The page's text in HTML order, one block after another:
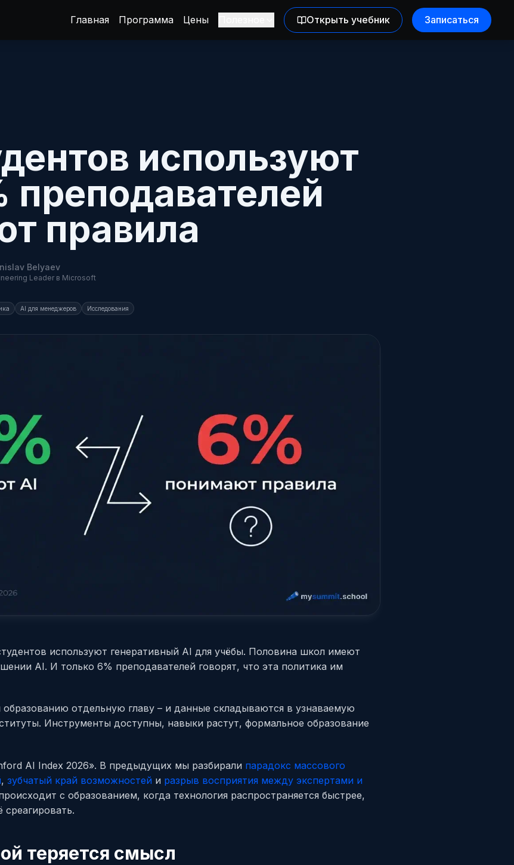
Главная Программа Цены Открыть учебник Записаться
используют
преподавателей
правила
Belyaev
Leader в Microsoft
AI для менеджеров Исследования
используют генеративный AI для учёбы. Половина школ имеют
AI. И только 6% преподавателей говорят, что эта политика им
образованию отдельную главу – и данные складываются в узнаваемую
Инструменты доступны, навыки растут, формальное образование
AI Index 2026». В предыдущих мы разбирали парадокс массового
, зубчатый край возможностей и разрыв восприятия между экспертами и
с образованием, когда технология распространяется быстрее,
теряется смысл